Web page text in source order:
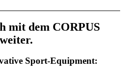
mit dem CORPUS
weiter.
Sport-Equipment: